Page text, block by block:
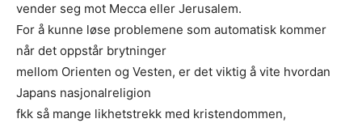
vender seg mot Mecca eller Jerusalem.
For å kunne løse problemene som automatisk kommer
når det oppstår brytninger
mellom Orienten og Vesten, er det viktig å vite hvordan
Japans nasjonalreligion
fkk så mange likhetstrekk med kristendommen,